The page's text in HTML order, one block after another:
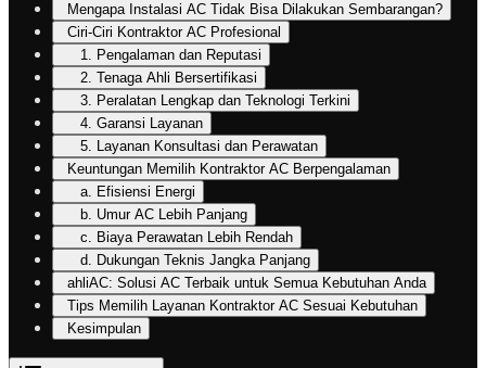
Mengapa Instalasi AC Tidak Bisa Dilakukan Sembarangan?
Ciri-Ciri Kontraktor AC Profesional
1. Pengalaman dan Reputasi
2. Tenaga Ahli Bersertifikasi
3. Peralatan Lengkap dan Teknologi Terkini
4. Garansi Layanan
5. Layanan Konsultasi dan Perawatan
Keuntungan Memilih Kontraktor AC Berpengalaman
a. Efisiensi Energi
b. Umur AC Lebih Panjang
c. Biaya Perawatan Lebih Rendah
d. Dukungan Teknis Jangka Panjang
ahliAC: Solusi AC Terbaik untuk Semua Kebutuhan Anda
Tips Memilih Layanan Kontraktor AC Sesuai Kebutuhan
Kesimpulan